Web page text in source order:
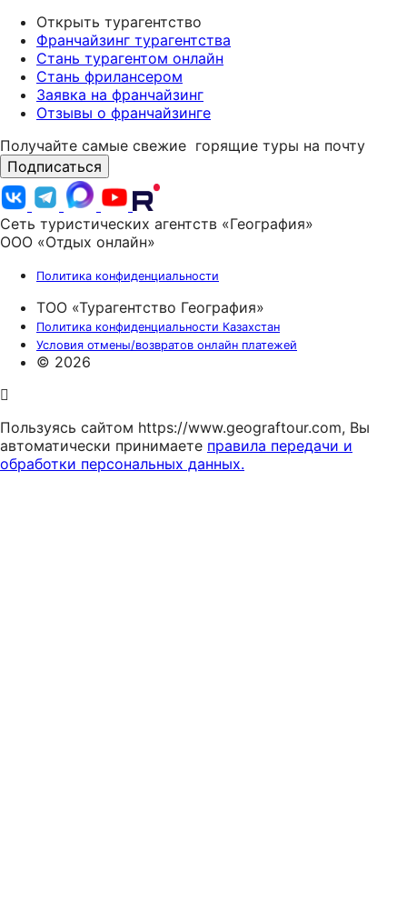
Открыть турагентство
Франчайзинг турагентства
Стань турагентом онлайн
Стань фрилансером
Заявка на франчайзинг
Отзывы о франчайзинге
Получайте самые свежие горящие туры на почту
Подписаться
Сеть туристических агентств «География»
ООО «Отдых онлайн»
Политика конфиденциальности
ТОО «Турагентство География»
Политика конфиденциальности Казахстан
Условия отмены/возвратов онлайн платежей
© 2026
Пользуясь сайтом https://www.geograftour.com, Вы
автоматически принимаете правила передачи и
обработки персональных данных.